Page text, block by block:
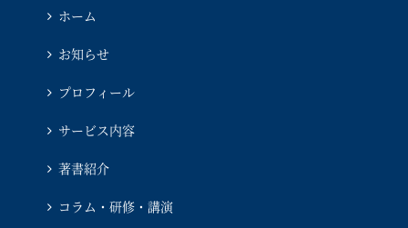
ホーム
お知らせ
プロフィール
サービス内容
著書紹介
コラム・研修・講演